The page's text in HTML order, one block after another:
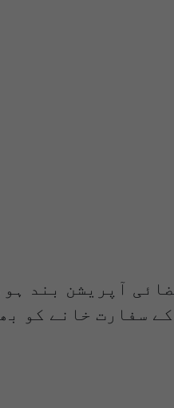
آپریشن بند
سفارت خانے کو